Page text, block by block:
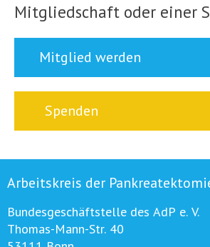
Mitgliedschaft oder einer
Mitglied werden
Spenden
Arbeitskreis der
Bundesgeschäftstelle des AdP e. V.
Thomas-Mann-Str. 40